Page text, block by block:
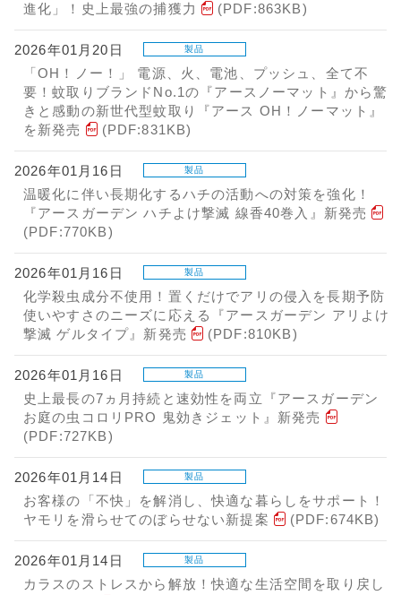
進化」！史上最強の捕獲力
(PDF:863KB)
2026年01月20日 製品
「OH！ノー！」 電源、火、電池、プッシュ、全て不
要！蚊取りブランドNo.1の『アースノーマット』から驚
きと感動の新世代型蚊取り『アース OH！ノーマット』
を新発売
(PDF:831KB)
2026年01月16日 製品
温暖化に伴い長期化するハチの活動への対策を強化！
『アースガーデン ハチよけ撃滅 線香40巻入』新発売
(PDF:770KB)
2026年01月16日 製品
化学殺虫成分不使用！置くだけでアリの侵入を長期予防
使いやすさのニーズに応える『アースガーデン アリよけ
撃滅 ゲルタイプ』新発売
(PDF:810KB)
2026年01月16日 製品
史上最長の7ヵ月持続と速効性を両立『アースガーデン
お庭の虫コロリPRO 鬼効きジェット』新発売
(PDF:727KB)
2026年01月14日 製品
お客様の「不快」を解消し、快適な暮らしをサポート！
ヤモリを滑らせてのぼらせない新提案
(PDF:674KB)
2026年01月14日 製品
カラスのストレスから解放！快適な生活空間を取り戻し